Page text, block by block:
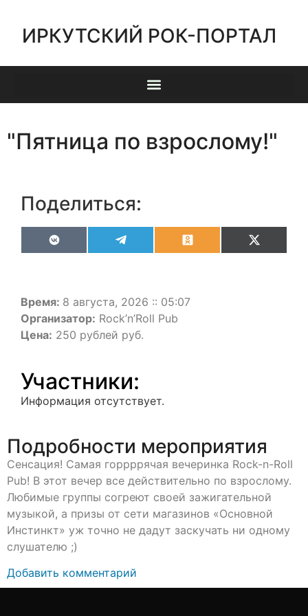
ИРКУТСКИЙ РОК-ПОРТАЛ
"Пятница по взрослому!"
Поделиться:
VK OdnoklassnikiX
(Twitter)
Время: 8 августа, 2026 :: 05:07
Организатор: Rock’n’Roll Pub
Цена: 250 рублей руб.
Участники:
Информация отсутствует.
Подробности мероприятия
Сенсация! Самая горрррячая вечеринка Rock-n-Roll
Pub! В этот вечер все действительно по взрослому.
Любимые группы согреют своей зажигательной
музыкой, а призы от сети магазинов «Основной
Инстинкт» уж точно не дадут заскучать ни одному
слушателю ;)
Добавить комментарий